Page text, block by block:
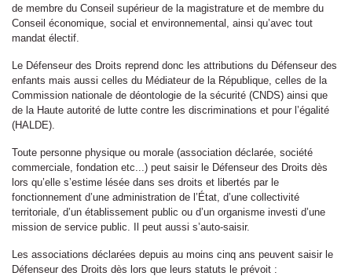
de membre du Conseil supérieur de la magistrature et de membre du
Conseil économique, social et environnemental, ainsi qu’avec tout
mandat électif.
Le Défenseur des Droits reprend donc les attributions du Défenseur des
enfants mais aussi celles du Médiateur de la République, celles de la
Commission nationale de déontologie de la sécurité (CNDS) ainsi que
de la Haute autorité de lutte contre les discriminations et pour l’égalité
(HALDE).
Toute personne physique ou morale (association déclarée, société
commerciale, fondation etc...) peut saisir le Défenseur des Droits dès
lors qu’elle s’estime lésée dans ses droits et libertés par le
fonctionnement d’une administration de l’État, d’une collectivité
territoriale, d’un établissement public ou d’un organisme investi d’une
mission de service public. Il peut aussi s’auto-saisir.
Les associations déclarées depuis au moins cinq ans peuvent saisir le
Défenseur des Droits dès lors que leurs statuts le prévoit :